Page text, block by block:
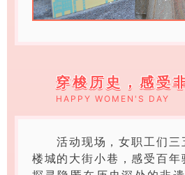
穿梭历史，感受
HAPPY WOMEN'S DAY
活动现场，女职工们
楼城的大街小巷，感受百年